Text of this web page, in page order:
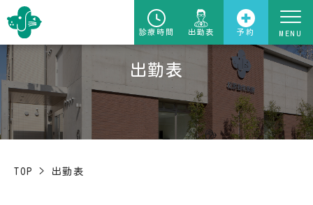
診療時間 出勤表 予約
出勤表
TOP > 出勤表